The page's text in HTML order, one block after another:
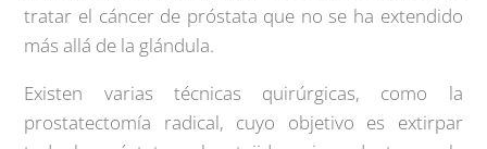
tratar el cáncer de próstata que no se ha extendido
más allá de la glándula.
Existen varias técnicas quirúrgicas, como la
prostatectomía radical, cuyo objetivo es extirpar